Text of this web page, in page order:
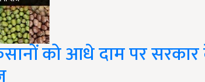
को आधे दाम पर